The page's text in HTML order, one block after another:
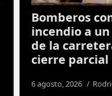
Bomberos
incendio a un
de la carretera
cierre parcial
6 agosto, 2026 Rodrigo